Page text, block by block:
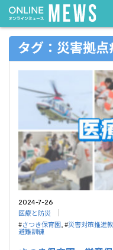
タグ：災害拠点
2024-7-26
医療と防災
#さつき保育園 , #災害対策推進
避難訓練